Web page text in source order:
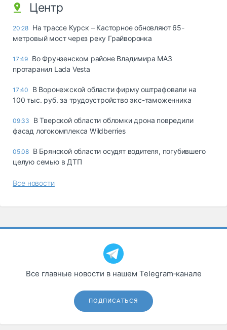
Центр
20:28 На трассе Курск – Касторное обновляют 65-
метровый мост через реку Грайворонка
17:49 Во Фрунзенском районе Владимира МАЗ
протаранил Lada Vesta
17:40
В Воронежской области фирму оштрафовали на
100 тыс. руб. за трудоустройство экс-таможенника
09:33
В Тверской области обломки дрона повредили
фасад логокомплекса Wildberries
05.08 В Брянской области осудят водителя, погубившего
целую семью в ДТП
Все новости
Все главные новости в нашем Telegram‑канале
ПОДПИСАТЬСЯ